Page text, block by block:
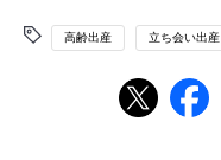
高齢出産 立ち会い出産